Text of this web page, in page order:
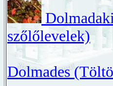
szőlőlevelek)
Dolmades